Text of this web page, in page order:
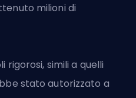
milioni di
rigorosi, simili a quelli
stato autorizzato a